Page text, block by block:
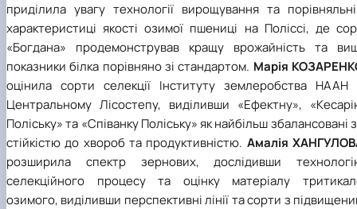
приділила увагу технології вирощування та
характеристиці якості озимої пшениці на Поліссі, де
«Богдана» продемонстрував кращу врожайність та
показники білка порівняно зі стандартом. Марія
оцінила сорти селекції Інституту землеробства НААН
Центральному Лісостепу, виділивши «Ефектну»,
Поліську» та «Співанку Поліську» як найбільш збалансовані
стійкістю до хвороб та продуктивністю. Амалія
розширила спектр зернових, дослідивши
селекційного процесу та оцінку матеріалу
озимого, виділивши перспективні лінії та сорти з